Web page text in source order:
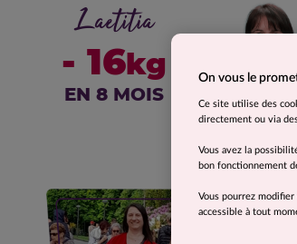
Laetitia
- 16kg
EN 8 MOIS
On vous le
Ce site utilise des
directement ou via
Vous avez la
bon fonctionnement
Vous pourrez
accessible à tout